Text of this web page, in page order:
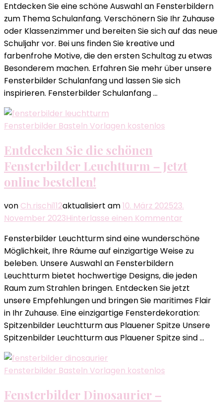
für
den
bei
Entdecken Sie eine schöne Auswahl an Fensterbildern
zum Thema Schulanfang. Verschönern Sie Ihr Zuhause
oder Klassenzimmer und bereiten Sie sich auf das neue
Schuljahr vor. Bei uns finden Sie kreative und
farbenfrohe Motive, die den ersten Schultag zu etwas
Besonderem machen. Erfahren Sie mehr über unsere
Fensterbilder Schulanfang und lassen Sie sich
inspirieren. Fensterbilder Schulanfang …
Fensterbilder Basteln Vorlagen kostenlos
Entdecken Sie die schönen
Fensterbilder Leuchtturm – Jetzt
online bestellen!
von Ch.rischi112aktualisiert am10. März 202523.
November 2023Hinterlasse einen Kommentar
Sie
die
–
Jetzt
online
bestellen!
Fensterbilder Leuchtturm sind eine wunderschöne
Möglichkeit, Ihre Räume auf einzigartige Weise zu
beleben. Unsere Auswahl an Fensterbildern
Leuchtturm bietet hochwertige Designs, die jeden
Raum zum Strahlen bringen. Entdecken Sie jetzt
unsere Empfehlungen und bringen Sie maritimes Flair
in Ihr Zuhause. Eine einzigartige Fensterdekoration:
Spitzenbilder Leuchtturm aus Plauener Spitze Unsere
Spitzenbilder Leuchtturm aus Plauener Spitze sind …
Fensterbilder Basteln Vorlagen kostenlos
Fensterbilder Dinosaurier –